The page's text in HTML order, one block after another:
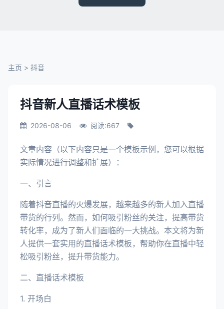
主页 > 抖音
抖音新人直播话术模板
2026-08-06 阅读:667
文章内容（以下内容只是一个模板示例，您可以根据
实际情况进行调整和扩展）：
一、引言
随着抖音直播的火爆发展，越来越多的新人加入直播
带货的行列。然而，如何吸引粉丝的关注，提高带货
转化率，成为了新人们面临的一大挑战。本文将为新
人提供一套实用的直播话术模板，帮助你在直播中轻
松吸引粉丝，提升带货能力。
二、直播话术模板
1. 开场白